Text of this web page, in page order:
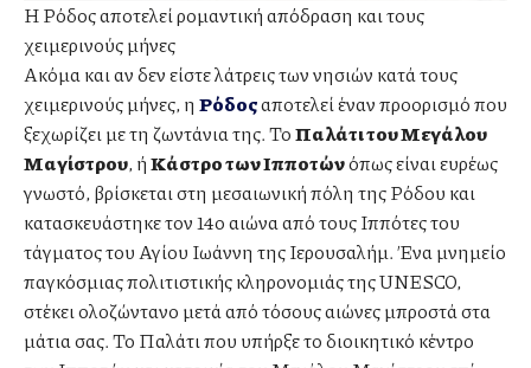
Η Ρόδος αποτελεί ρομαντική απόδραση και τους
χειμερινούς μήνες
Ακόμα και αν δεν είστε λάτρεις των νησιών κατά τους
χειμερινούς μήνες, η Ρόδοςαποτελεί έναν προορισμό που
ξεχωρίζει με τη ζωντάνια της. ΤοΠαλάτι του Μεγάλου
Μαγίστρου, ήΚάστρο των Ιπποτώνόπως είναι ευρέως
γνωστό, βρίσκεται στη μεσαιωνική πόλη της Ρόδου και
κατασκευάστηκε τον 14ο αιώνα από τους Ιππότες του
τάγματος του Αγίου Ιωάννη της Ιερουσαλήμ. Ένα μνημείο
παγκόσμιας πολιτιστικής κληρονομιάς της UNESCO,
στέκει ολοζώντανο μετά από τόσους αιώνες μπροστά στα
μάτια σας. Το Παλάτι που υπήρξε το διοικητικό κέντρο